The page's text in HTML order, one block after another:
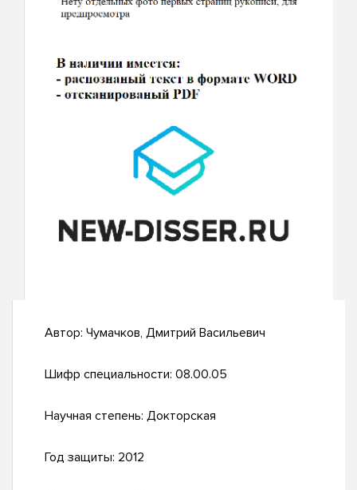
Автор: Чумачков, Дмитрий Васильевич
Шифр специальности: 08.00.05
Научная степень: Докторская
Год защиты: 2012